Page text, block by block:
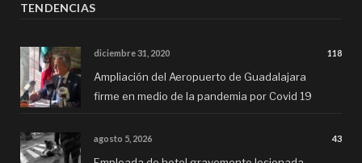
TENDENCIAS
diciembre 31, 2020 118
Ampliación del Aeropuerto de Guadalajara
firme en medio de la pandemia por Covid 19
agosto 5, 2026 43